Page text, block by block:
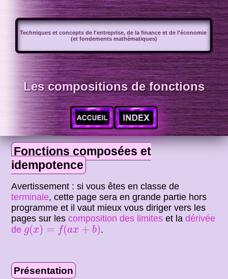
Techniques et concepts de l'entreprise, de la finance et de l'économie
(et fondements mathématiques)
Les compositions de fonctions
Fonctions composées et
idempotence
Avertissement : si vous êtes en classe de
terminale, cette page sera en grande partie hors
programme et il vaut mieux vous diriger vers les
pages sur lescomposition des limites et ladérivée
de g(x) = f(ax + b)
g(x)=f (ax+b) .
Présentation